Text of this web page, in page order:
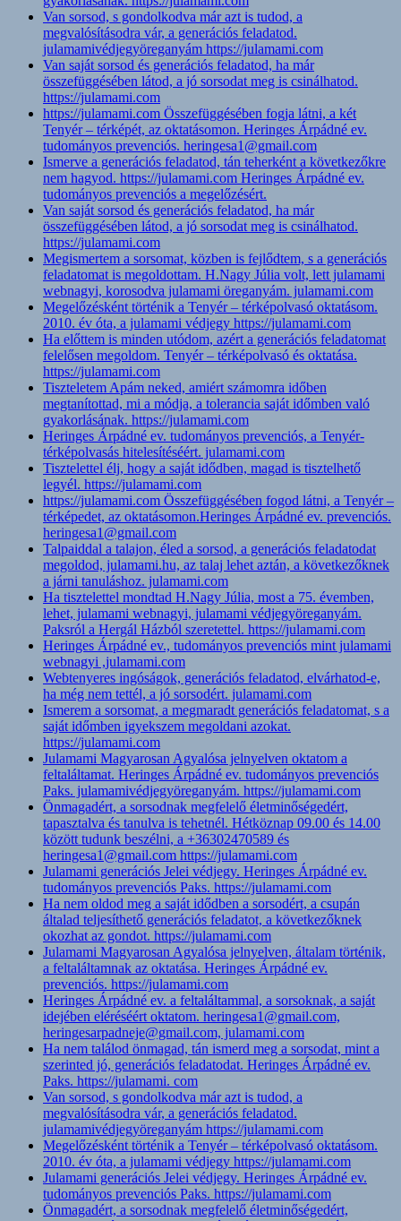
Van sorsod, s gondolkodva már azt is tudod, a
megvalósításodra vár, a generációs feladatod.
julamamivédjegyöreganyám https://julamami.com
Van saját sorsod és generációs feladatod, ha már
összefüggésében látod, a jó sorsodat meg is csinálhatod.
https://julamami.com
https://julamami.com Összefüggésében fogja látni, a két
Tenyér – térképét, az oktatásomon. Heringes Árpádné ev.
tudományos prevenciós. heringesa1@gmail.com
Ismerve a generációs feladatod, tán teherként a következőkre
nem hagyod. https://julamami.com Heringes Árpádné ev.
tudományos prevenciós a megelőzésért.
Van saját sorsod és generációs feladatod, ha már
összefüggésében látod, a jó sorsodat meg is csinálhatod.
https://julamami.com
Megismertem a sorsomat, közben is fejlődtem, s a generációs
feladatomat is megoldottam. H.Nagy Júlia volt, lett julamami
webnagyi, korosodva julamami öreganyám. julamami.com
Megelőzésként történik a Tenyér – térképolvasó oktatásom.
2010. év óta, a julamami védjegy https://julamami.com
Ha előttem is minden utódom, azért a generációs feladatomat
felelősen megoldom. Tenyér – térképolvasó és oktatása.
https://julamami.com
Tiszteletem Apám neked, amiért számomra időben
megtanítottad, mi a módja, a tolerancia saját időmben való
gyakorlásának. https://julamami.com
Heringes Árpádné ev. tudományos prevenciós, a Tenyér-
térképolvasás hitelesítéséért. julamami.com
Tisztelettel élj, hogy a saját idődben, magad is tisztelhető
legyél. https://julamami.com
https://julamami.com Összefüggésében fogod látni, a Tenyér –
térképedet, az oktatásomon.Heringes Árpádné ev. prevenciós.
heringesa1@gmail.com
Talpaiddal a talajon, éled a sorsod, a generációs feladatodat
megoldod, julamami.hu, az talaj lehet aztán, a következőknek
a járni tanuláshoz. julamami.com
Ha tisztelettel mondtad H.Nagy Júlia, most a 75. évemben,
lehet, julamami webnagyi, julamami védjegyöreganyám.
Paksról a Hergál Házból szeretettel. https://julamami.com
Heringes Árpádné ev., tudományos prevenciós mint julamami
webnagyi ,julamami.com
Webtenyeres ingóságok, generációs feladatod, elvárhatod-e,
ha még nem tettél, a jó sorsodért. julamami.com
Ismerem a sorsomat, a megmaradt generációs feladatomat, s a
saját időmben igyekszem megoldani azokat.
https://julamami.com
Julamami Magyarosan Agyalósa jelnyelven oktatom a
feltaláltamat. Heringes Árpádné ev. tudományos prevenciós
Paks. julamamivédjegyöreganyám. https://julamami.com
Önmagadért, a sorsodnak megfelelő életminőségedért,
tapasztalva és tanulva is tehetnél. Hétköznap 09.00 és 14.00
között tudunk beszélni, a +36302470589 és
heringesa1@gmail.com https://julamami.com
Julamami generációs Jelei védjegy. Heringes Árpádné ev.
tudományos prevenciós Paks. https://julamami.com
Ha nem oldod meg a saját idődben a sorsodért, a csupán
általad teljesíthető generációs feladatot, a következőknek
okozhat az gondot. https://julamami.com
Julamami Magyarosan Agyalósa jelnyelven, általam történik,
a feltaláltamnak az oktatása. Heringes Árpádné ev.
prevenciós. https://julamami.com
Heringes Árpádné ev. a feltaláltammal, a sorsoknak, a saját
idejében eléréséért oktatom. heringesa1@gmail.com,
heringesarpadneje@gmail.com, julamami.com
Ha nem találod önmagad, tán ismerd meg a sorsodat, mint a
szerinted jó, generációs feladatodat. Heringes Árpádné ev.
Paks. https://julamami. com
Van sorsod, s gondolkodva már azt is tudod, a
megvalósításodra vár, a generációs feladatod.
julamamivédjegyöreganyám https://julamami.com
Megelőzésként történik a Tenyér – térképolvasó oktatásom.
2010. év óta, a julamami védjegy https://julamami.com
Julamami generációs Jelei védjegy. Heringes Árpádné ev.
tudományos prevenciós Paks. https://julamami.com
Önmagadért, a sorsodnak megfelelő életminőségedért,